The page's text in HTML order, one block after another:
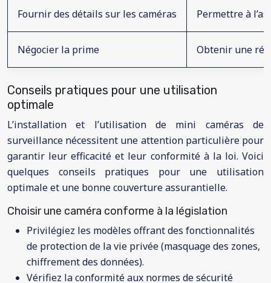
Fournir des détails sur les caméras Permettre à
Négocier la prime Obtenir une
Conseils pratiques pour une utilisation
optimale
L’installation et l’utilisation de mini caméras de
surveillance nécessitent une attention particulière pour
garantir leur efficacité et leur conformité à la loi. Voici
quelques conseils pratiques pour une utilisation
optimale et une bonne couverture assurantielle.
Choisir une caméra conforme à la législation
Privilégiez les modèles offrant des fonctionnalités
de protection de la vie privée (masquage des zones,
chiffrement des données).
Vérifiez la conformité aux normes de sécurité